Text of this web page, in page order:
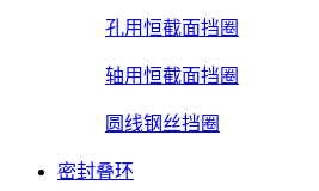
孔用恒截面挡圈
轴用恒截面挡圈
圆线钢丝挡圈
密封叠环